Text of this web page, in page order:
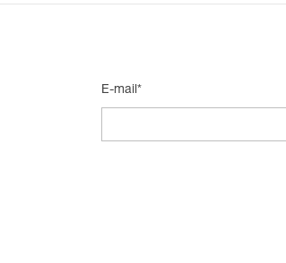
E-mail*